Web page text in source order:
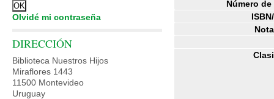
Número
Olvidé mi contraseña
DIRECCIÓN
Biblioteca Nuestros Hijos
Miraflores 1443
11500 Montevideo
Uruguay